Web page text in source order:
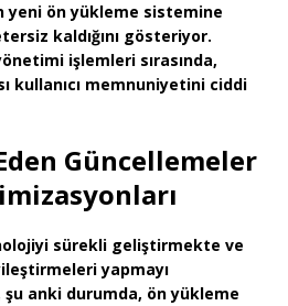
yeni ön yükleme sistemine
kaldığını gösteriyor.
işlemleri sırasında,
kullanıcı memnuniyetini ciddi
Güncellemeler
sürekli geliştirmekte ve
yapmayı
anki durumda, ön yükleme